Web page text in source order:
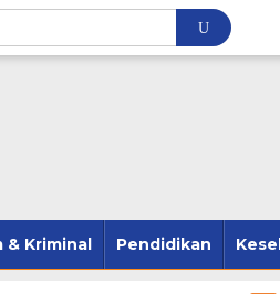
& Kriminal Pendidikan